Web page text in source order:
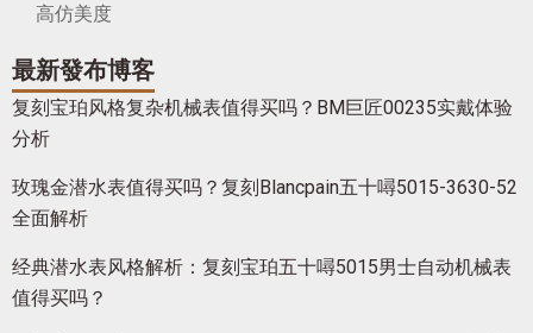
高仿美度
最新發布博客
复刻宝珀风格复杂机械表值得买吗？BM巨匠00235实戴体验
分析
玫瑰金潜水表值得买吗？复刻Blancpain五十噚5015-3630-52
全面解析
经典潜水表风格解析：复刻宝珀五十噚5015男士自动机械表
值得买吗？